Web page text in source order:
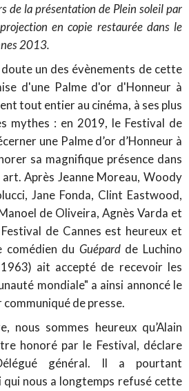
de la présentation de Plein soleil par
en copie restaurée dans le
2013.
un des évènements de cette
d'une Palme d'or d'Honneur à
tout entier au cinéma, à ses plus
mythes : en 2019, le Festival de
une Palme d’or d’Honneur à
sa magnifique présence dans
Après Jeanne Moreau, Woody
Jane Fonda, Clint Eastwood,
de Oliveira, Agnès Varda et
de Cannes est heureux et
comédien du Guépard de Luchino
ait accepté de recevoir les
mondiale" a ainsi annoncé le
communiqué de presse.
nous sommes heureux qu’Alain
honoré par le Festival, déclare
général. Il a pourtant
qui nous a longtemps refusé cette